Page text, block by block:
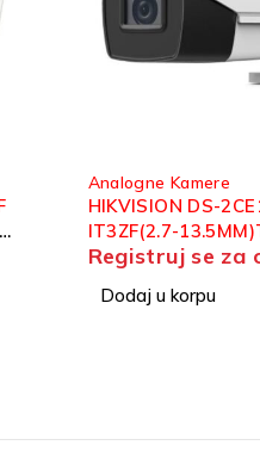
Analogne Kamere
HIKVISION DS-
IT3F 2MP TURBO
KAMERA
Registruj se za
Odaberi opcije